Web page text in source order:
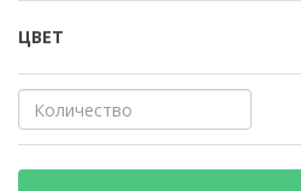
ЦВЕТ